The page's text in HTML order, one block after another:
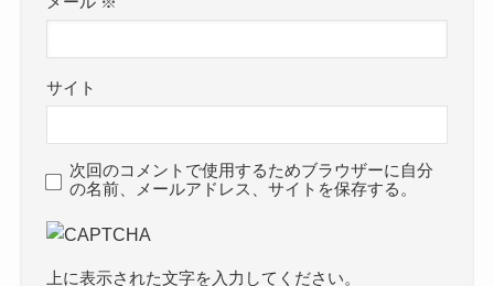
サイト
次回のコメントで使用するためブラウザーに自分
の名前、メールアドレス、サイトを保存する。
上に表示された文字を入力してください。